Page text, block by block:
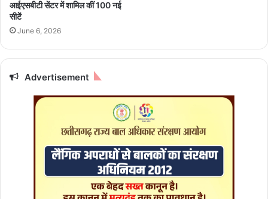
सा
य
ने
ई
न
आईएसबीटी सेंटर में शामिल कीं 100 नई
सीटें
June 6, 2026
Advertisement